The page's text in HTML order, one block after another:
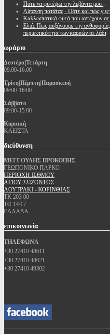
Πότε να φυτέψω την λεβάντα μου ;
Λίπανση πατάτας - Πότε και πώς
Καλλωπιστικά φυτά που αντέχουν σε
Ελιά: Πως αυξάνουμε την
περιεκτικότητα των καρπών σε λάδι
ωράριο
Δευτέρα|Τετάρτη
09:00-16:00
Τρίτη|Πέμπτη|Παρασκευή
09:00-16:00
Σάββατο
09:00-15:00
Κυριακή
ΚΛΕΙΣΤΑ
διεύθυνση
ΜΕΓΓΟΥΛΗΣ ΠΡΟΚΟΠΗΣ
ΓΕΩΠΟΝΙΚΟ ΠΑΡΚΟ
ΠΕΡΙΟΧΗ ΙΣΘΜΟΥ
ΑΓΙΟΥ ΣΩΖΟΝΤΟΣ
ΛΟΥΤΡΑΚΙ - ΚΟΡΙΝΘΙΑΣ
ΤΚ 203 00
ΤΘ 14/17
ΕΛΛΑΔΑ
επικοινωνία
ΤΗΛΕΦΩΝΑ
+30 27410 48611
+30 27410 48621
+30 27410 49302